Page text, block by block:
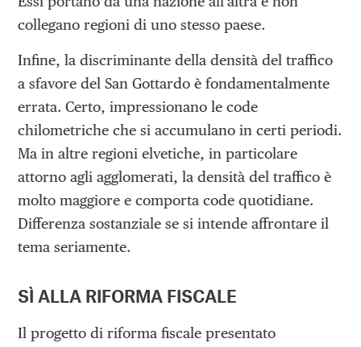
collegano regioni di uno stesso paese.
Infine, la discriminante della densità del traffico
a sfavore del San Gottardo è fondamentalmente
errata. Certo, impressionano le code
chilometriche che si accumulano in certi periodi.
Ma in altre regioni elvetiche, in particolare
attorno agli agglomerati, la densità del traffico è
molto maggiore e comporta code quotidiane.
Differenza sostanziale se si intende affrontare il
tema seriamente.
SÌ ALLA RIFORMA FISCALE
Il progetto di riforma fiscale presentato